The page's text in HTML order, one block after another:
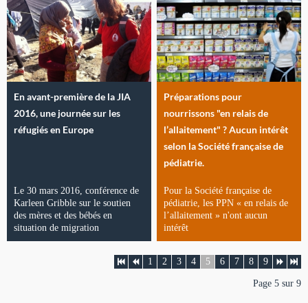
En avant-première de la JIA
2016, une journée sur les
réfugiés en Europe
Le 30 mars 2016, conférence de
Karleen Gribble sur le soutien
des mères et des bébés en
situation de migration
Préparations pour
nourrissons "en relais de
l’allaitement" ? Aucun intérêt
selon la Société française de
pédiatrie.
Pour la Société française de
pédiatrie, les PPN « en relais de
l’allaitement » n'ont aucun
intérêt
1 2 3 4 5 6 7 8 9
Page 5 sur 9